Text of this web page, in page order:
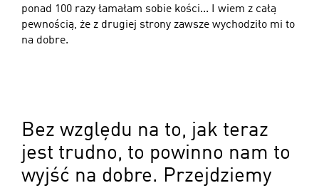
ponad 100 razy łamałam sobie kości... I wiem z całą
pewnością, że z drugiej strony zawsze wychodziło mi to
na dobre.
Bez względu na to, jak teraz
jest trudno, to powinno nam to
wyjść na dobre. Przejdziemy